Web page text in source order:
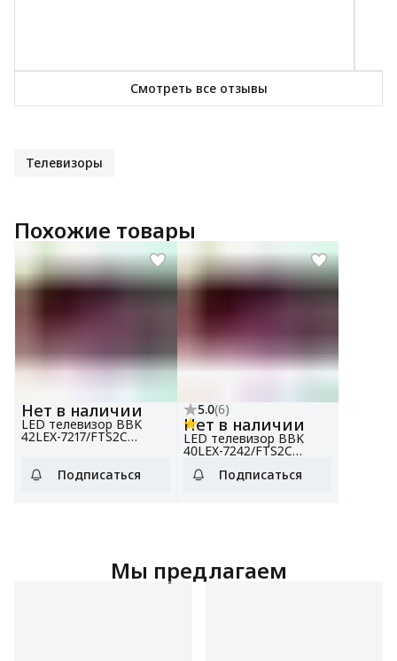
Смотреть все отзывы
Телевизоры
Похожие товары
Нет в наличии
LED телевизор BBK
42LEX-7217/FTS2C
Подписаться
5.0(6)
Нет в наличии
LED телевизор BBK
40LEX-7242/FTS2C
Яндекс ТВПодписаться
Мы предлагаем